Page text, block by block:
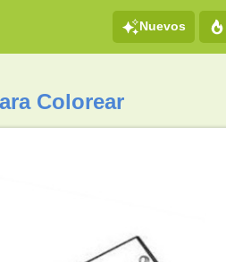
Nuevos
Colorear